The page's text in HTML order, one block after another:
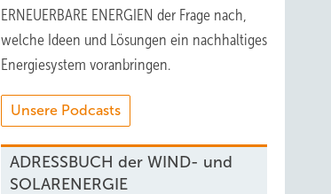
ERNEUERBARE ENERGIEN der Frage nach,
welche Ideen und Lösungen ein nachhaltiges
Energiesystem voranbringen.
Unsere Podcasts
ADRESSBUCH der WIND- und
SOLARENERGIE